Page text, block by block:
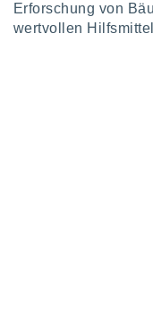
von
Erforschung von
wertvollen